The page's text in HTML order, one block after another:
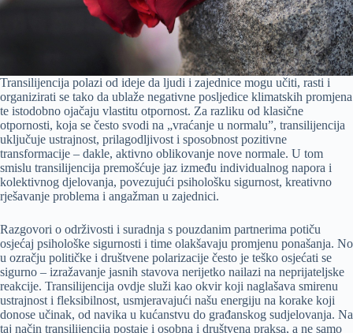
Transilijencija polazi od ideje da ljudi i zajednice mogu učiti, rasti i
organizirati se tako da ublaže negativne posljedice klimatskih promjena
te istodobno ojačaju vlastitu otpornost. Za razliku od klasične
otpornosti, koja se često svodi na „vraćanje u normalu”, transilijencija
uključuje ustrajnost, prilagodljivost i sposobnost pozitivne
transformacije – dakle, aktivno oblikovanje nove normale. U tom
smislu transilijencija premošćuje jaz između individualnog napora i
kolektivnog djelovanja, povezujući psihološku sigurnost, kreativno
rješavanje problema i angažman u zajednici.
Razgovori o održivosti i suradnja s pouzdanim partnerima potiču
osjećaj psihološke sigurnosti i time olakšavaju promjenu ponašanja. No
u ozračju političke i društvene polarizacije često je teško osjećati se
sigurno – izražavanje jasnih stavova nerijetko nailazi na neprijateljske
reakcije. Transilijencija ovdje služi kao okvir koji naglašava smirenu
ustrajnost i fleksibilnost, usmjeravajući našu energiju na korake koji
donose učinak, od navika u kućanstvu do građanskog sudjelovanja. Na
taj način transilijencija postaje i osobna i društvena praksa, a ne samo